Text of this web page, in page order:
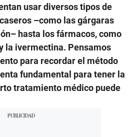
usar diversos tipos de
–como las gárgaras
hasta los fármacos, como
la ivermectina. Pensamos
para recordar el método
fundamental para tener la
tratamiento médico puede